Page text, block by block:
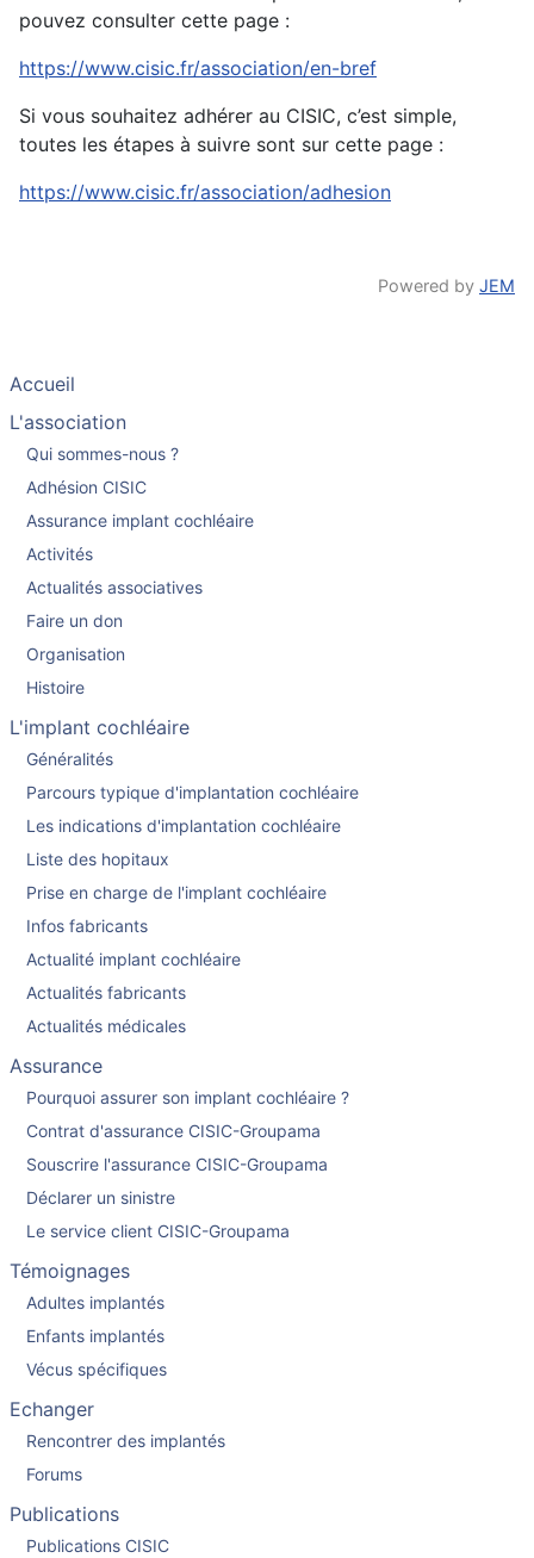
pouvez consulter cette page :
https://www.cisic.fr/association/en-bref
Si vous souhaitez adhérer au CISIC, c’est simple,
toutes les étapes à suivre sont sur cette page :
https://www.cisic.fr/association/adhesion
Powered by JEM
Accueil
L'association
Qui sommes-nous ?
Adhésion CISIC
Assurance implant cochléaire
Activités
Actualités associatives
Faire un don
Organisation
Histoire
L'implant cochléaire
Généralités
Parcours typique d'implantation cochléaire
Les indications d'implantation cochléaire
Liste des hopitaux
Prise en charge de l'implant cochléaire
Infos fabricants
Actualité implant cochléaire
Actualités fabricants
Actualités médicales
Assurance
Pourquoi assurer son implant cochléaire ?
Contrat d'assurance CISIC-Groupama
Souscrire l'assurance CISIC-Groupama
Déclarer un sinistre
Le service client CISIC-Groupama
Témoignages
Adultes implantés
Enfants implantés
Vécus spécifiques
Echanger
Rencontrer des implantés
Forums
Publications
Publications CISIC